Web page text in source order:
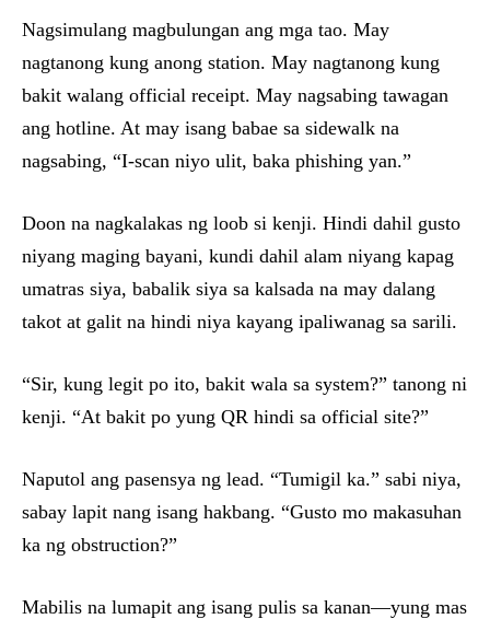
Nagsimulang magbulungan ang mga tao. May
nagtanong kung anong station. May nagtanong kung
bakit walang official receipt. May nagsabing tawagan
ang hotline. At may isang babae sa sidewalk na
nagsabing, “I-scan niyo ulit, baka phishing yan.”
Doon na nagkalakas ng loob si kenji. Hindi dahil gusto
niyang maging bayani, kundi dahil alam niyang kapag
umatras siya, babalik siya sa kalsada na may dalang
takot at galit na hindi niya kayang ipaliwanag sa sarili.
“Sir, kung legit po ito, bakit wala sa system?” tanong ni
kenji. “At bakit po yung QR hindi sa official site?”
Naputol ang pasensya ng lead. “Tumigil ka.” sabi niya,
sabay lapit nang isang hakbang. “Gusto mo makasuhan
ka ng obstruction?”
Mabilis na lumapit ang isang pulis sa kanan—yung mas